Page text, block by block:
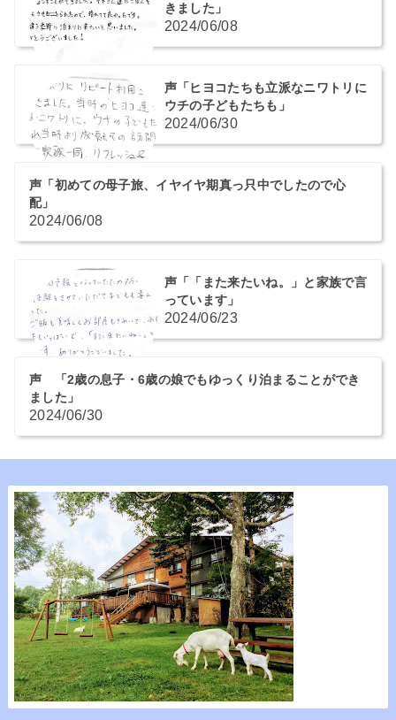
きました」
2024/06/08
声「ヒヨコたちも立派なニワトリに
ウチの子どもたちも」
2024/06/30
声「初めての母子旅、イヤイヤ期真っ只中でしたので心
配」
2024/06/08
声「「また来たいね。」と家族で言
っています」
2024/06/23
声 「2歳の息子・6歳の娘でもゆっくり泊まることができ
ました」
2024/06/30